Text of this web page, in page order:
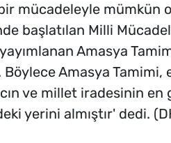
mücadeleyle mümkün
başlatılan Milli
Amasya
Amasya
ve millet iradesinin
yerini almıştır' dedi.